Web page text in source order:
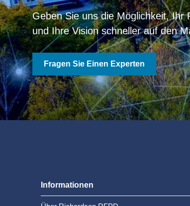
Geben Sie uns die Möglichkeit, Ihr
und Ihre Vision schneller auf den
Fragen Sie Einen Experten
Informationen